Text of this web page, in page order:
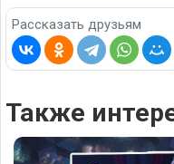
Рассказать друзьям
Также